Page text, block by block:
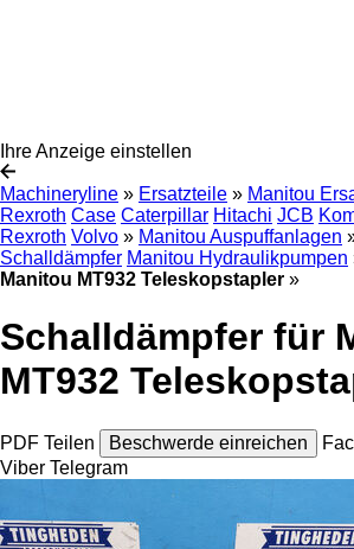
Ihre Anzeige einstellen
Machineryline » Ersatzteile » Manitou
Rexroth Case Caterpillar Hitachi JCB
Rexroth Volvo » Manitou Auspuffanlagen
Schalldämpfer Manitou Hydraulikpumpen
Manitou MT932 Teleskopstapler »
Schalldämpfer für
MT932
PDF Teilen Beschwerde einreichen
Viber Telegram